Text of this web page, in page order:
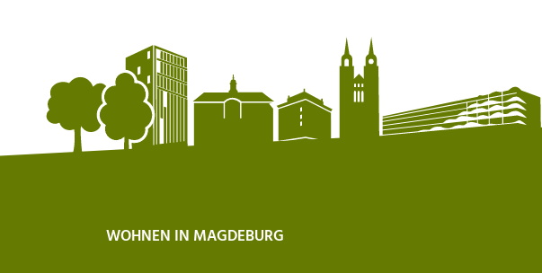
WOHNEN IN MAGDEBURG